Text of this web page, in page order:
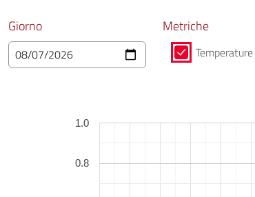
Giorno Metriche
Temperature
0.8
1.0